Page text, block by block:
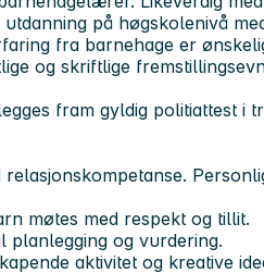
på høgskolenivå
fra barnehage er
og skriftlige
fram gyldig politiattest i
møtes med respekt og tillit.
planlegging og vurdering.
aktivitet og kreative